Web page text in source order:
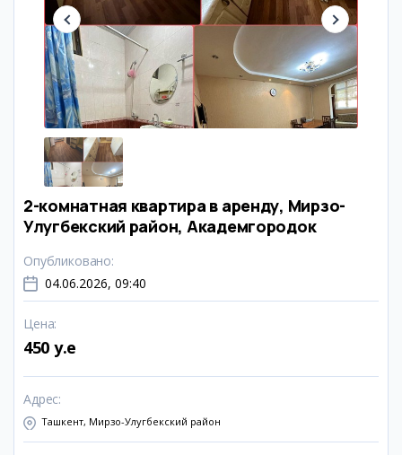
2-комнатная квартира в аренду, Мирзо-
Улугбекский район, Академгородок
Опубликовано:
04.06.2026, 09:40
Цена:
450 y.e
Адрес:
Ташкент, Мирзо-Улугбекский район